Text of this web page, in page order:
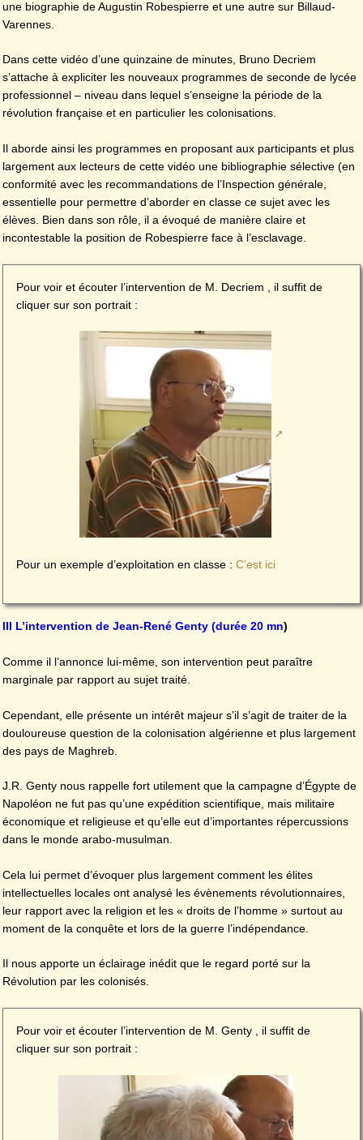
une biographie de Augustin Robespierre et une autre sur Billaud-
Varennes.
Dans cette vidéo d’une quinzaine de minutes, Bruno Decriem
s’attache à expliciter les nouveaux programmes de seconde de lycée
professionnel – niveau dans lequel s’enseigne la période de la
révolution française et en particulier les colonisations.
Il aborde ainsi les programmes en proposant aux participants et plus
largement aux lecteurs de cette vidéo une bibliographie sélective (en
conformité avec les recommandations de l’Inspection générale,
essentielle pour permettre d’aborder en classe ce sujet avec les
élèves. Bien dans son rôle, il a évoqué de manière claire et
incontestable la position de Robespierre face à l’esclavage.
Pour voir et écouter l’intervention de M. Decriem , il suffit de
cliquer sur son portrait :
Pour un exemple d’exploitation en classe : C’est ici
III L’intervention de Jean-René Genty (durée 20 mn)
Comme il l’annonce lui-même, son intervention peut paraître
marginale par rapport au sujet traité.
Cependant, elle présente un intérêt majeur s’il s’agit de traiter de la
douloureuse question de la colonisation algérienne et plus largement
des pays de Maghreb.
J.R. Genty nous rappelle fort utilement que la campagne d’Égypte de
Napoléon ne fut pas qu’une expédition scientifique, mais militaire
économique et religieuse et qu’elle eut d’importantes répercussions
dans le monde arabo-musulman.
Cela lui permet d’évoquer plus largement comment les élites
intellectuelles locales ont analysé les évènements révolutionnaires,
leur rapport avec la religion et les « droits de l’homme » surtout au
moment de la conquête et lors de la guerre l’indépendance.
Il nous apporte un éclairage inédit que le regard porté sur la
Révolution par les colonisés.
Pour voir et écouter l’intervention de M. Genty , il suffit de
cliquer sur son portrait :